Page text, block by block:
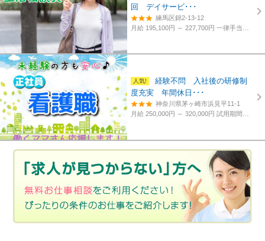
回 デイサービ･･･
練馬区錦2-13-12
月給 195,100円 ～ 227,700円一律手当含む、経験・資格考慮
経験不問 入社後の研修制
度充実 年間休日･･･
神奈川県茅ヶ崎市浜見平11-1
月給 250,000円 ～ 320,000円試用期間あり。3カ月～4カ月。